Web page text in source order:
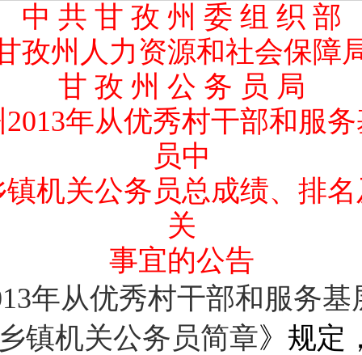
中 共 甘 孜 州 委 组 织 部
孜州人力资源和社会保障
甘 孜 州 公 务 员 局
年从优秀村干部和服
员中
机关公务员总成绩、排
关
事宜的公告
年从优秀村干部和服务
镇机关公务员简章》规定